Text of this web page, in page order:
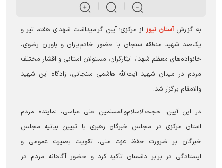
به گزارشآستان نیوز از مرکزی؛ آیین گرامیداشت شهدای هفتم تیر و
یک‌صد شهید منطقه سنجان با حضور خادم‌یاران و یاوران رضوی،
خانواده‌های معظم شهدا، ایثارگران، مسئولان استانی و اقشار مختلف
مردم در میدان شهید آیت‌الله هاشمی سنجانی، زادگاه این شهید
والامقام برگزار شد.
در این آیین، حجت‌الاسلام‌والمسلمین علی عباسی، نماینده مردم
استان مرکزی در مجلس خبرگان رهبری با تبیین بیانیه مجلس
خبرگان بر ضرورت حفظ عزت ملی، تقویت بصیرت عمومی و
ایستادگی در برابر دشمنان تأکید کرد و حضور آگاهانه مردم در